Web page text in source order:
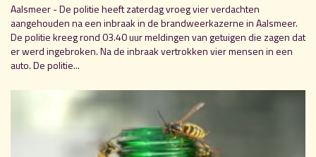
Aalsmeer - De politie heeft zaterdag vroeg vier verdachten
aangehouden na een inbraak in de brandweerkazerne in Aalsmeer.
De politie kreeg rond 03.40 uur meldingen van getuigen die zagen dat
er werd ingebroken. Na de inbraak vertrokken vier mensen in een
auto. De politie...